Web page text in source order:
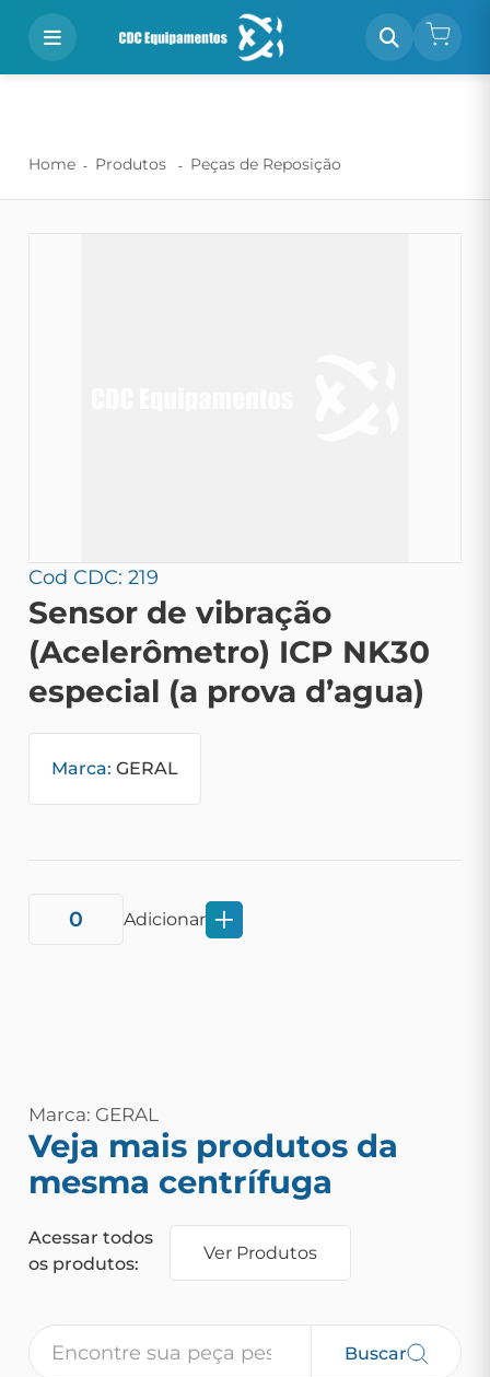
Home Produtos Peças de Reposição
Cod CDC: 219
Sensor de vibração
(Acelerômetro) ICP NK30
especial (a prova d’agua)
Marca: GERAL
Adicionar
Marca: GERAL
Veja mais produtos da
mesma centrífuga
Acessar todos
os produtos:
Ver Produtos
Buscar